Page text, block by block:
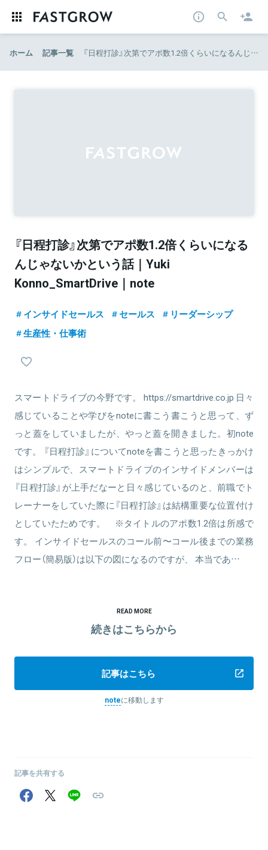
ホーム 記事一覧 『日程打診』次第でアポ数1.2倍くらいになるんじゃないかという話｜Yuki Konno_SmartDrive｜note
『日程打診』次第でアポ数1.2倍くらいになる
んじゃないかという話｜Yuki
Konno_SmartDrive｜note
インサイドセールス セールス
リーダーシップ
生産性・仕事術
スマートドライブの今野です。 https://smartdrive.co.jp 日々
感じていることや学びをnoteに書こう書こうと思って、ず
っと蓋をしていましたが、やっと蓋を開きました。初note
です。 『日程打診』についてnoteを書こうと思ったきっかけ
はシンプルで、スマートドライブのインサイドメンバーは
『日程打診』が上手だなーと日々感じているのと、前職でト
レーナーをしていた際に『日程打診』は結構重要な位置付け
としていたためです。 ※タイトルのアポ数1.2倍は所感で
す。 インサイドセールスのコール前〜コール後までの業務
フロー（簡易版）は以下の図になるのですが、 本当であ…
READ MORE
続きはこちらから
記事はこちら
noteに移動します
記事を共有する